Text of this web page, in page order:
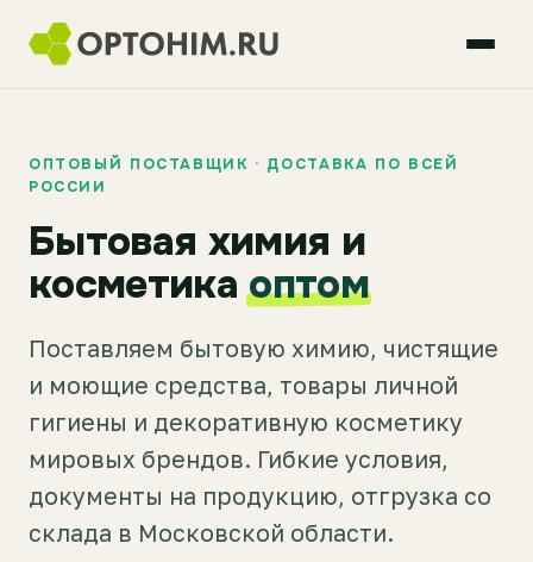
ОПТОВЫЙ ПОСТАВЩИК · ДОСТАВКА ПО ВСЕЙ
РОССИИ
Бытовая химия и
косметикаоптом
Поставляем бытовую химию, чистящие
и моющие средства, товары личной
гигиены и декоративную косметику
мировых брендов. Гибкие условия,
документы на продукцию, отгрузка со
склада в Московской области.